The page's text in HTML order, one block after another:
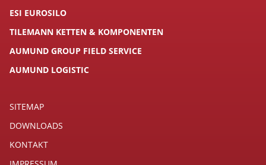
ESI EUROSILO
TILEMANN KETTEN & KOMPONENTEN
AUMUND GROUP FIELD SERVICE
AUMUND LOGISTIC
SITEMAP
DOWNLOADS
KONTAKT